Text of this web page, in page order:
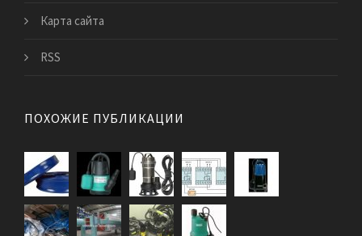
Карта сайта
RSS
ПОХОЖИЕ ПУБЛИКАЦИИ